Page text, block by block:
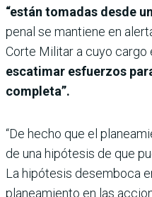
“están tomadas desde
penal se mantiene en
Corte Militar a cuyo cargo
escatimar esfuerzos
completa”.
“De hecho que el
de una hipótesis de que
La hipótesis desemboca
planeamiento en las